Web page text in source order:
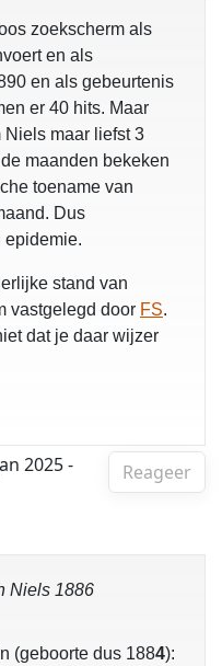
zoekscherm als
en als
en als gebeurtenis
er 40 hits. Maar
maar liefst 3
maanden bekeken
toename van
Dus
epidemie.
stand van
vastgelegd door FS.
dat je daar wijzer
Reageer
2025 -
Niels 1886
(geboorte dus 1884):